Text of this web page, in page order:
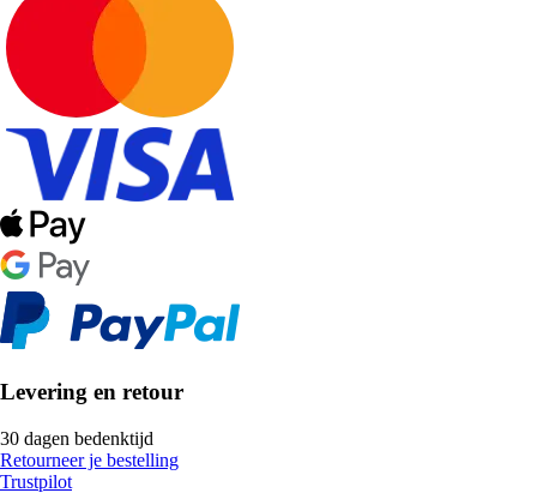
Levering en retour
30 dagen bedenktijd
Retourneer je bestelling
Trustpilot